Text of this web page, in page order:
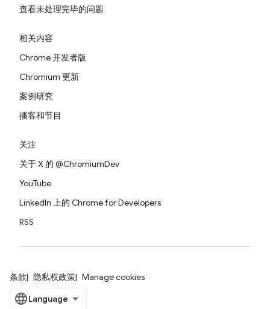
查看未处理完毕的问题
相关内容
Chrome 开发者版
Chromium 更新
案例研究
播客和节目
关注
关于 X 的 @ChromiumDev
YouTube
LinkedIn 上的 Chrome for Developers
RSS
条款 隐私权政策 Manage cookies